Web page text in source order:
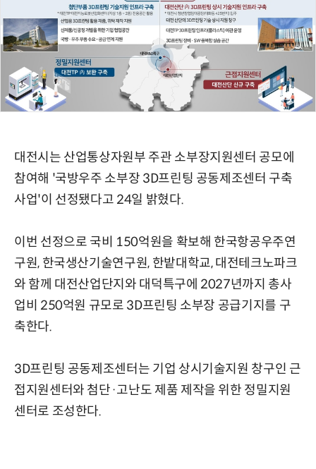
대전시는 산업통상자원부 주관 소부장지원센터 공모에
참여해 '국방우주 소부장 3D프린팅 공동제조센터 구축
사업'이 선정됐다고 24일 밝혔다.
이번 선정으로 국비 150억원을 확보해 한국항공우주연
구원, 한국생산기술연구원, 한밭대학교, 대전테크노파크
와 함께 대전산업단지와 대덕특구에 2027년까지 총사
업비 250억원 규모로 3D프린팅 소부장 공급기지를 구
축한다.
3D프린팅 공동제조센터는 기업 상시기술지원 창구인 근
접지원센터와 첨단·고난도 제품 제작을 위한 정밀지원
센터로 조성한다.